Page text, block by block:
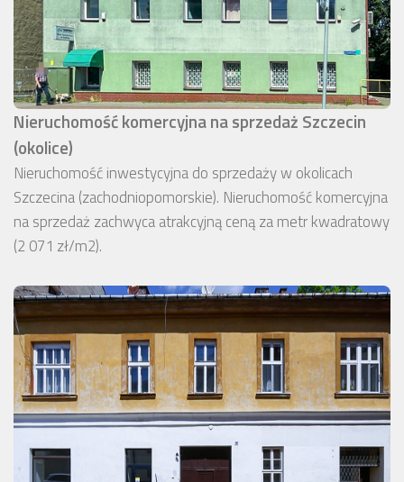
Nieruchomość komercyjna na sprzedaż Szczecin
(okolice)
Nieruchomość inwestycyjna do sprzedaży w okolicach
Szczecina (zachodniopomorskie). Nieruchomość komercyjna
na sprzedaż zachwyca atrakcyjną ceną za metr kwadratowy
(2 071 zł/m2).